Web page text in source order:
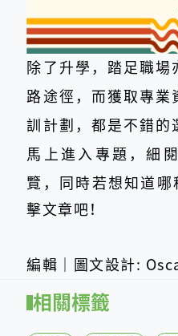
除了升學，踏足職場
路途徑，而獲取專業
訓計劃，都是不錯的
馬上進入專題，細閱
覽，
同時若想知道
擊文章吧！
編輯｜圖文設計:
相關標籤